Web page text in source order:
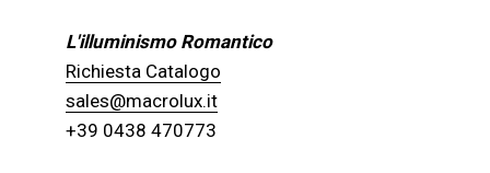
L'illuminismo Romantico
Richiesta Catalogo
sales@macrolux.it
+39 0438 470773